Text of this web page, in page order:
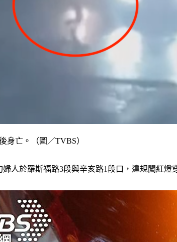
身亡。（圖／TVBS）
婦人於羅斯福路3段與辛亥路1段口，違規闖紅